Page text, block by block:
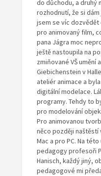
do důchodu, a druhý
rozhodnutí, že si
jsem se víc dozvědět
pro animovaný film,
pana Jágra moc
ještě nastoupila na
zmiňované VŠ umění
Giebichenstein v
ateliér animace a
digitální modelace.
programy. Tehdy to
pro modelování
Pro animovanou
něco později naštěstí
Mac a pro PC. Na
pedagogy profesoři
Hanisch, každý jiný,
pedagogové mi